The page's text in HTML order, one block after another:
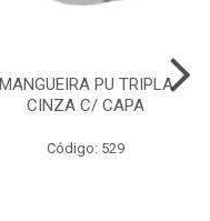
MANGUEIRA PU TRIPLA
CINZA C/ CAPA
Código: 529